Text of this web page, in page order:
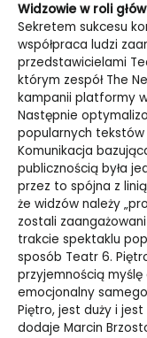
Widzowie w roli
Sekretem sukcesu
współpraca ludzi
przedstawicielami
którym zespół The
kampanii platformy
Następnie
popularnych tekstów
Komunikacja
publicznością była
przez to spójna z
że widzów należy
zostali
trakcie spektaklu
sposób Teatr 6.
przyjemnością myślę
emocjonalny
Piętro, jest duży i
dodaje Marcin